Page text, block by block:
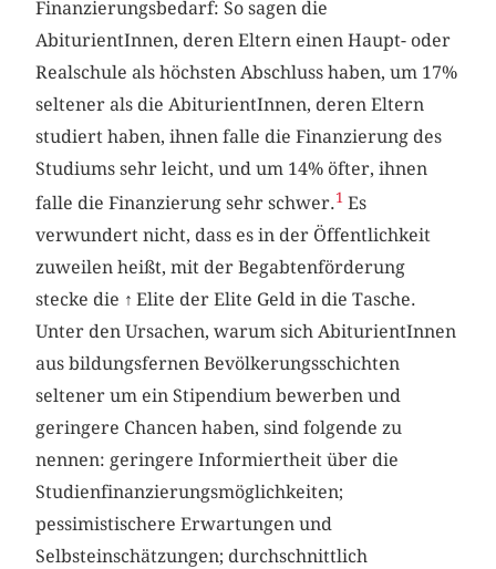
Finanzierungsbedarf: So sagen die
AbiturientInnen, deren Eltern einen Haupt- oder
Realschule als höchsten Abschluss haben, um 17%
seltener als die AbiturientInnen, deren Eltern
studiert haben, ihnen falle die Finanzierung des
Studiums sehr leicht, und um 14% öfter, ihnen
falle die Finanzierung sehr schwer.1 Es
verwundert nicht, dass es in der Öffentlichkeit
zuweilen heißt, mit der Begabtenförderung
stecke die ↑Elite der Elite Geld in die Tasche.
Unter den Ursachen, warum sich AbiturientInnen
aus bildungsfernen Bevölkerungsschichten
seltener um ein Stipendium bewerben und
geringere Chancen haben, sind folgende zu
nennen: geringere Informiertheit über die
Studienfinanzierungsmöglichkeiten;
pessimistischere Erwartungen und
Selbsteinschätzungen; durchschnittlich